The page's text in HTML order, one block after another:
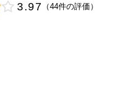
3.97 44件の評価